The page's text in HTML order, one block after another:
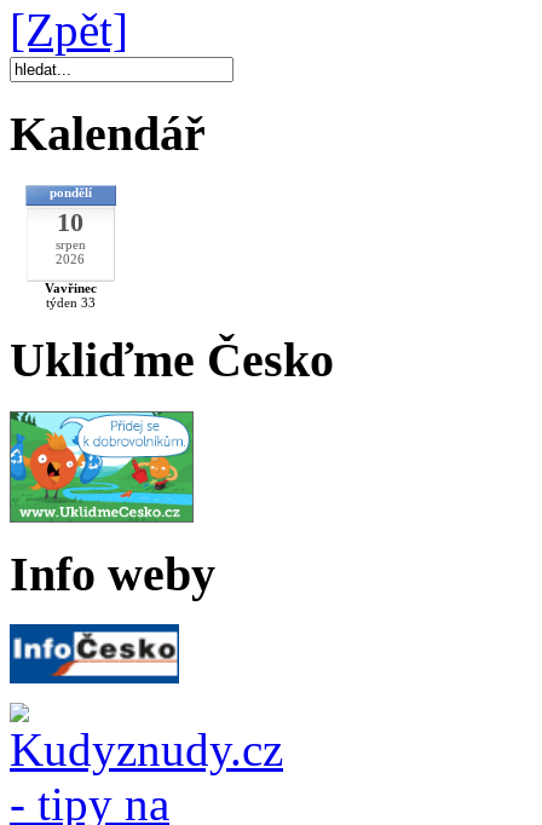
[Zpět]
Kalendář
pondělí
10
srpen
2026
Vavřinec
týden 33
Ukliďme Česko
Info weby